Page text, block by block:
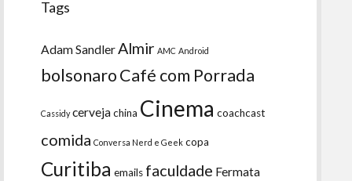
Tags
Adam Sandler Almir AMC Android
bolsonaroCafé com Porrada
Cassidy cervejachina Cinema coachcast
comida Conversa Nerd e Geek copa
Curitiba emails faculdade Fermata